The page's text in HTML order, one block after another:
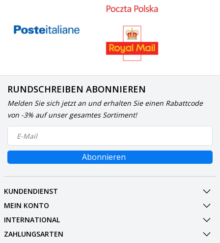
RUNDSCHREIBEN ABONNIEREN
Melden Sie sich jetzt an und erhalten Sie einen Rabattcode
von -3% auf unser gesamtes Sortiment!
Abonnieren
KUNDENDIENST
MEIN KONTO
INTERNATIONAL
ZAHLUNGSARTEN